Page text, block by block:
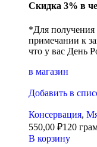
Скидка 3% в
*Для получения
примечании к
что у вас День
в магазин
Добавить в
Консервация,
550,00 ₽120
В корзину